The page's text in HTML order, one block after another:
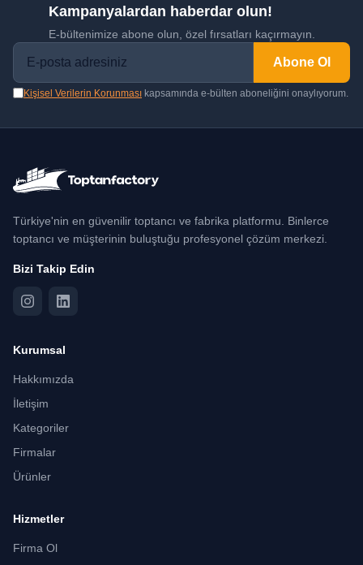
Kampanyalardan haberdar olun!
E-bültenimize abone olun, özel fırsatları kaçırmayın.
Abone Ol
Kişisel Verilerin Korunması kapsamında e-bülten aboneliğini onaylıyorum.
Türkiye'nin en güvenilir toptancı ve fabrika platformu. Binlerce
toptancı ve müşterinin buluştuğu profesyonel çözüm merkezi.
Bizi Takip Edin
Kurumsal
Hakkımızda
İletişim
Kategoriler
Firmalar
Ürünler
Hizmetler
Firma Ol